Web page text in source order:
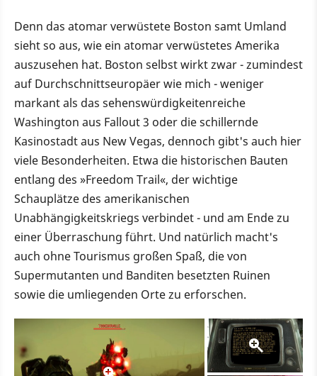
Denn das atomar verwüstete Boston samt Umland
sieht so aus, wie ein atomar verwüstetes Amerika
auszusehen hat. Boston selbst wirkt zwar - zumindest
auf Durchschnittseuropäer wie mich - weniger
markant als das sehenswürdigkeitenreiche
Washington aus Fallout 3 oder die schillernde
Kasinostadt aus New Vegas, dennoch gibt's auch hier
viele Besonderheiten. Etwa die historischen Bauten
entlang des »Freedom Trail«, der wichtige
Schauplätze des amerikanischen
Unabhängigkeitskriegs verbindet - und am Ende zu
einer Überraschung führt. Und natürlich macht's
auch ohne Tourismus großen Spaß, die von
Supermutanten und Banditen besetzten Ruinen
sowie die umliegenden Orte zu erforschen.